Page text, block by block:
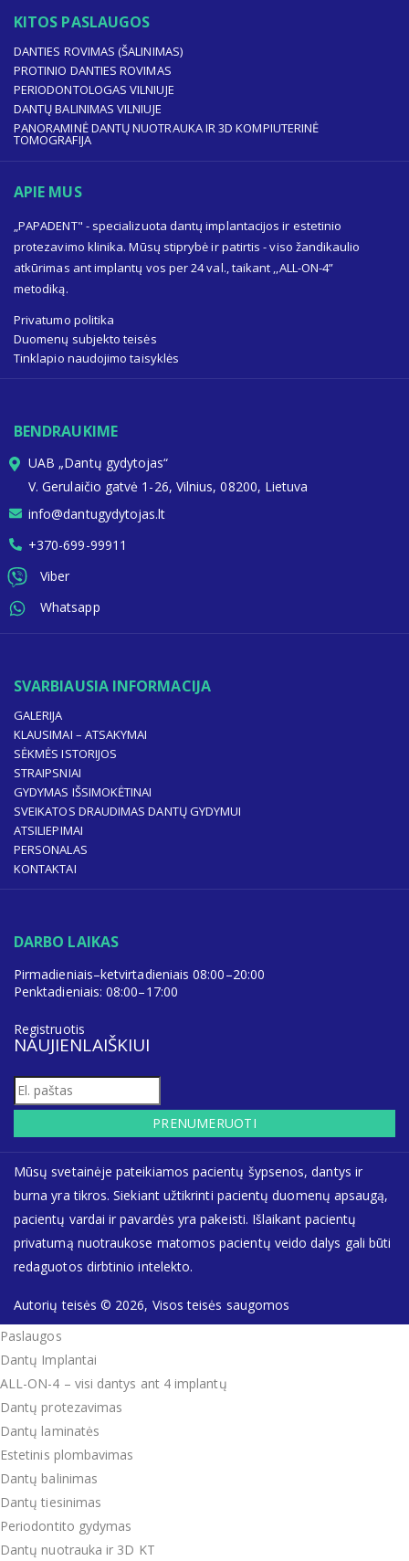
KITOS PASLAUGOS
DANTIES ROVIMAS (ŠALINIMAS)
PROTINIO DANTIES ROVIMAS
PERIODONTOLOGAS VILNIUJE
DANTŲ BALINIMAS VILNIUJE
PANORAMINĖ DANTŲ NUOTRAUKA IR 3D KOMPIUTERINĖ
TOMOGRAFIJA
APIE MUS
„PAPADENT" - specializuota dantų implantacijos ir estetinio
protezavimo klinika. Mūsų stiprybė ir patirtis - viso žandikaulio
atkūrimas ant implantų vos per 24 val., taikant ,,ALL-ON-4”
metodiką.
Privatumo politika
Duomenų subjekto teisės
Tinklapio naudojimo taisyklės
BENDRAUKIME
UAB „Dantų gydytojas“
V. Gerulaičio gatvė 1-26, Vilnius, 08200, Lietuva
info@dantugydytojas.lt
+370-699-99911
Viber
Whatsapp
SVARBIAUSIA INFORMACIJA
GALERIJA
KLAUSIMAI – ATSAKYMAI
SĖKMĖS ISTORIJOS
STRAIPSNIAI
GYDYMAS IŠSIMOKĖTINAI
SVEIKATOS DRAUDIMAS DANTŲ GYDYMUI
ATSILIEPIMAI
PERSONALAS
KONTAKTAI
DARBO LAIKAS
Pirmadieniais–ketvirtadieniais 08:00–20:00
Penktadieniais: 08:00–17:00
Registruotis
NAUJIENLAIŠKIUI
PRENUMERUOTI
Mūsų svetainėje pateikiamos pacientų šypsenos, dantys ir
burna yra tikros. Siekiant užtikrinti pacientų duomenų apsaugą,
pacientų vardai ir pavardės yra pakeisti. Išlaikant pacientų
privatumą nuotraukose matomos pacientų veido dalys gali būti
redaguotos dirbtinio intelekto.
Autorių teisės © 2026, Visos teisės saugomos
Paslaugos
Dantų Implantai
ALL-ON-4 – visi dantys ant 4 implantų
Dantų protezavimas
Dantų laminatės
Estetinis plombavimas
Dantų balinimas
Dantų tiesinimas
Periodontito gydymas
Dantų nuotrauka ir 3D KT